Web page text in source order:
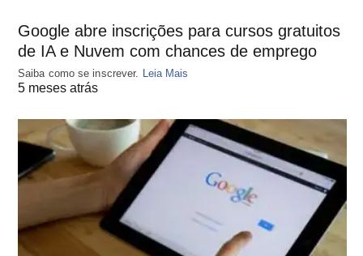
Google abre inscrições para cursos gratuitos
de IA e Nuvem com chances de emprego
Saiba como se inscrever. Leia Mais
5 meses atrás